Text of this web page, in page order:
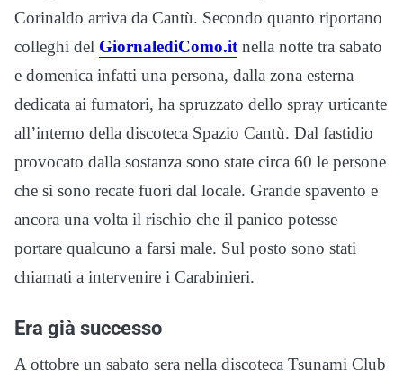
Corinaldo arriva da Cantù. Secondo quanto riportano
colleghi del GiornalediComo.itnella notte tra sabato
e domenica infatti una persona, dalla zona esterna
dedicata ai fumatori, ha spruzzato dello spray urticante
all’interno della discoteca Spazio Cantù. Dal fastidio
provocato dalla sostanza sono state circa 60 le persone
che si sono recate fuori dal locale. Grande spavento e
ancora una volta il rischio che il panico potesse
portare qualcuno a farsi male. Sul posto sono stati
chiamati a intervenire i Carabinieri.
Era già successo
A ottobre un sabato sera nella discoteca Tsunami Club